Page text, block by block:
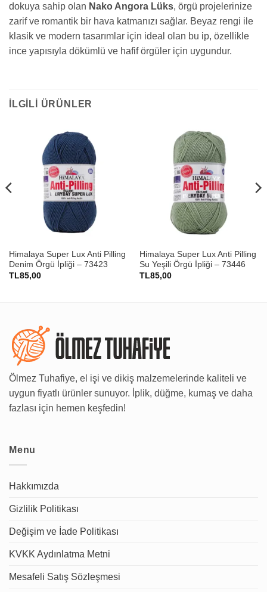
dokuya sahip olan Nako Angora Lüks, örgü projelerinize
zarif ve romantik bir hava katmanızı sağlar. Beyaz rengi ile
klasik ve modern tasarımlar için ideal olan bu ip, özellikle
ince yapısıyla dökümlü ve hafif örgüler için uygundur.
İLGILI ÜRÜNLER
Himalaya Super Lux Anti Pilling
Denim Örgü İpliği – 73423
TL85,00
Himalaya Super Lux Anti Pilling
Su Yeşili Örgü İpliği – 73446
TL85,00
Ölmez Tuhafiye, el işi ve dikiş malzemelerinde kaliteli ve
uygun fiyatlı ürünler sunuyor. İplik, düğme, kumaş ve daha
fazlası için hemen keşfedin!
Menu
Hakkımızda
Gizlilik Politikası
Değişim ve İade Politikası
KVKK Aydınlatma Metni
Mesafeli Satış Sözleşmesi